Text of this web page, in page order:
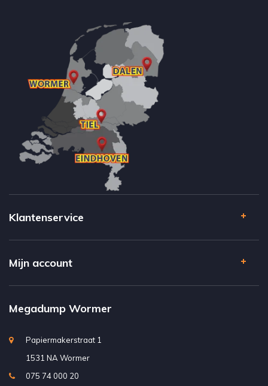
Klantenservice
Mijn account
Megadump Wormer
Papiermakerstraat 1
1531 NA Wormer
075 74 000 20